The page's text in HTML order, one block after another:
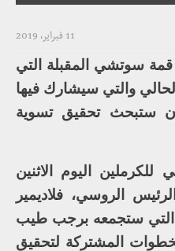
11 فبراير، 2019
قمة سوتشي المقبلة التي
الشهر الحالي والتي سيشارك فيها
ستبحث تحقيق تسوية
اليوم الاثنين
الروسي، فلاديمير
التي ستجمعه برجب طيب
المشتركة لتحقيق